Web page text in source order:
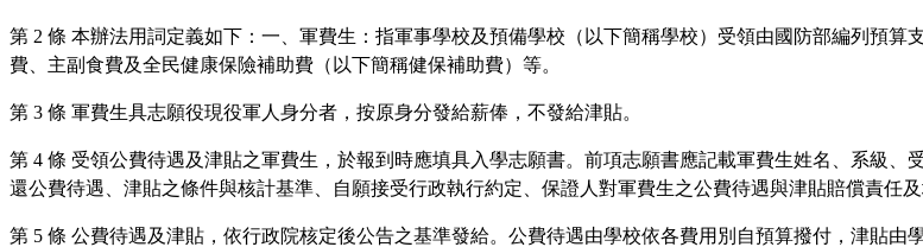
第 2 條 本辦法用詞定義如下：一、軍費生：指軍事學校及預備學校（以下簡稱學校）受領由國防部編列預
費、主副食費及全民健康保險補助費（以下簡稱健保補助費）等。
第 3 條 軍費生具志願役現役軍人身分者，按原身分發給薪俸，不發給津貼。
第 4 條 受領公費待遇及津貼之軍費生，於報到時應填具入學志願書。前項志願書應記載軍費生姓名、系級
還公費待遇、津貼之條件與核計基準、自願接受行政執行約定、保證人對軍費生之公費待遇與津貼賠償責任
第 5 條 公費待遇及津貼，依行政院核定後公告之基準發給。公費待遇由學校依各費用別自預算撥付，津貼由學